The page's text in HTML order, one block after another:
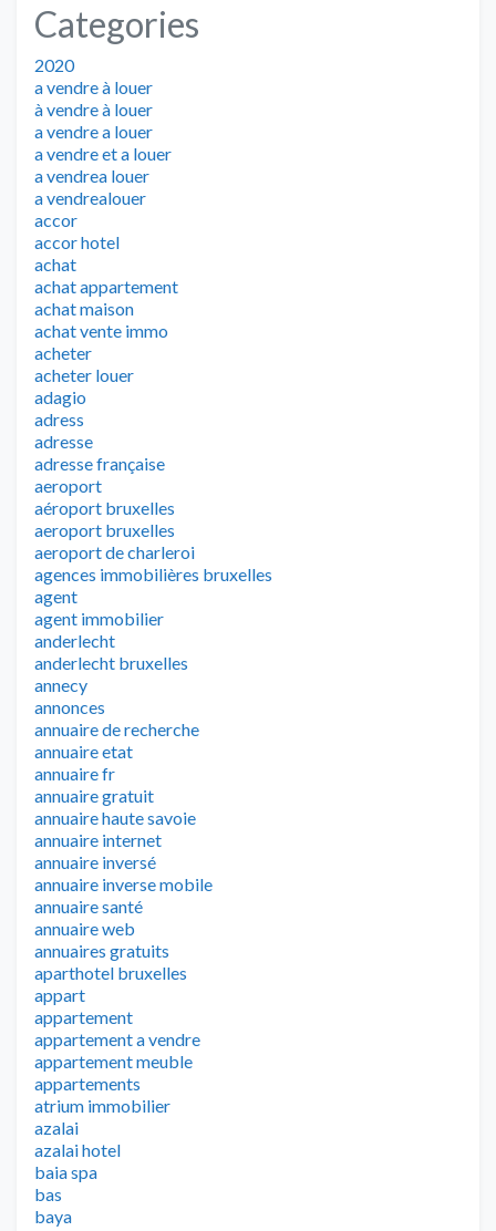
Categories
2020
a vendre à louer
à vendre à louer
a vendre a louer
a vendre et a louer
a vendrea louer
a vendrealouer
accor
accor hotel
achat
achat appartement
achat maison
achat vente immo
acheter
acheter louer
adagio
adress
adresse
adresse française
aeroport
aéroport bruxelles
aeroport bruxelles
aeroport de charleroi
agences immobilières bruxelles
agent
agent immobilier
anderlecht
anderlecht bruxelles
annecy
annonces
annuaire de recherche
annuaire etat
annuaire fr
annuaire gratuit
annuaire haute savoie
annuaire internet
annuaire inversé
annuaire inverse mobile
annuaire santé
annuaire web
annuaires gratuits
aparthotel bruxelles
appart
appartement
appartement a vendre
appartement meuble
appartements
atrium immobilier
azalai
azalai hotel
baia spa
bas
baya